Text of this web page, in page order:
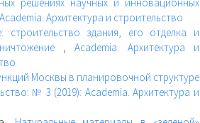
Архитектура и строительство
строительство здания, его отделка и
, Academia. Архитектура и
Москвы в планировочной структуре
№ 3 (2019): Academia. Архитектура и